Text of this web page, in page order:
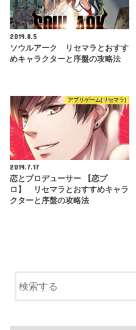
2019.8.5
ソウルアーク リセマラとおすす
めキャラクターと序盤の攻略法
アプリゲーム(リセマラ)
2019.7.17
恋とプロデューサー 【恋プ
ロ】 リセマラとおすすめキャラ
クターと序盤の攻略法